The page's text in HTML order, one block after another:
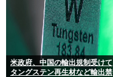
米政府、中国の輸出規制受けて
タングステン再生材など輸出禁